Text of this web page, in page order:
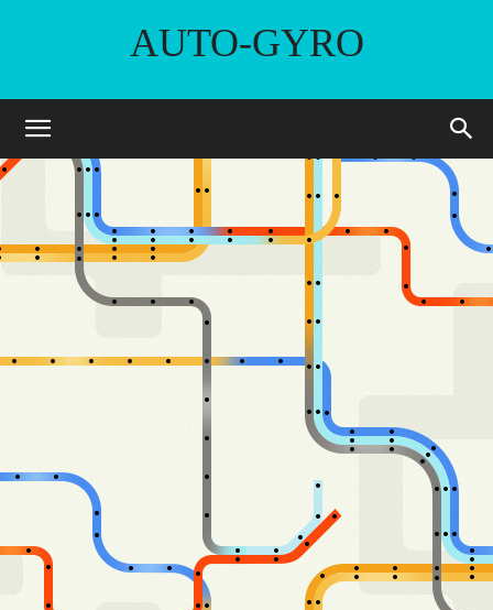
AUTO-GYRO